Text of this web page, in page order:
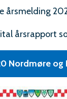
årsmelding
årsrapport
Nordmøre og